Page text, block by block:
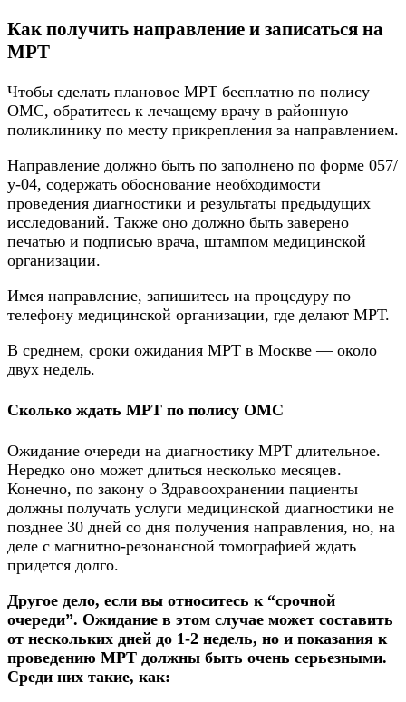
Как получить направление и записаться на
МРТ
Чтобы сделать плановое МРТ бесплатно по полису
ОМС, обратитесь к лечащему врачу в районную
поликлинику по месту прикрепления за направлением.
Направление должно быть по заполнено по форме 057/
у-04, содержать обоснование необходимости
проведения диагностики и результаты предыдущих
исследований. Также оно должно быть заверено
печатью и подписью врача, штампом медицинской
организации.
Имея направление, запишитесь на процедуру по
телефону медицинской организации, где делают МРТ.
В среднем, сроки ожидания МРТ в Москве — около
двух недель.
Сколько ждать МРТ по полису ОМС
Ожидание очереди на диагностику МРТ длительное.
Нередко оно может длиться несколько месяцев.
Конечно, по закону о Здравоохранении пациенты
должны получать услуги медицинской диагностики не
позднее 30 дней со дня получения направления, но, на
деле с магнитно-резонансной томографией ждать
придется долго.
Другое дело, если вы относитесь к “срочной
очереди”. Ожидание в этом случае может составить
от нескольких дней до 1-2 недель, но и показания к
проведению МРТ должны быть очень серьезными.
Среди них такие, как: